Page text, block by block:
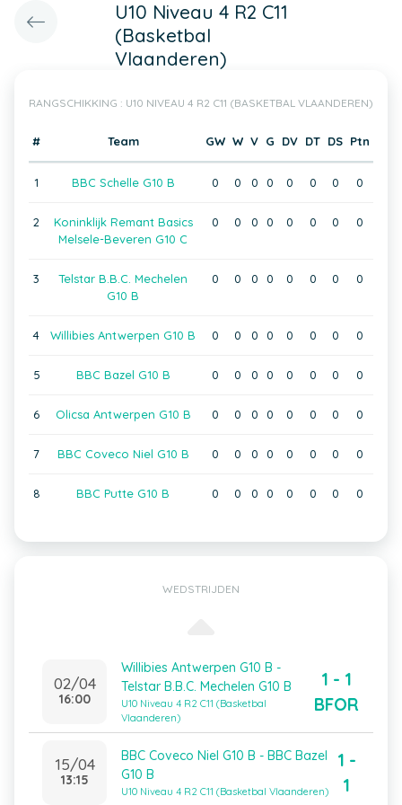
U10 Niveau 4 R2 C11
(Basketbal
Vlaanderen)
RANGSCHIKKING : U10 NIVEAU 4 R2 C11 (BASKETBAL VLAANDEREN)
# Team GW W V G DV DT DS Ptn
1 BBC Schelle G10 B 0 0 0 0 0 0 0 0
2
Koninklijk Remant Basics
Melsele-Beveren G10 C
0 0 0 0 0 0 0 0
3
Telstar B.B.C. Mechelen
G10 B
0 0 0 0 0 0 0 0
4 Willibies Antwerpen G10 B 0 0 0 0 0 0 0 0
5 BBC Bazel G10 B 0 0 0 0 0 0 0 0
6 Olicsa Antwerpen G10 B 0 0 0 0 0 0 0 0
7 BBC Coveco Niel G10 B 0 0 0 0 0 0 0 0
8 BBC Putte G10 B 0 0 0 0 0 0 0 0
WEDSTRIJDEN
02/04
16:00
Willibies Antwerpen G10 B -
Telstar B.B.C. Mechelen G10 B
U10 Niveau 4 R2 C11 (Basketbal
Vlaanderen)
1 - 1
BFOR
15/04
13:15
BBC Coveco Niel G10 B - BBC Bazel
G10 B
U10 Niveau 4 R2 C11 (Basketbal Vlaanderen)
1 -
1